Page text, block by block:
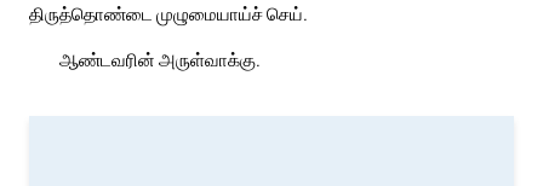
திருத்தொண்டை முழுமையாய்ச் செய்.
ஆண்டவரின் அருள்வாக்கு.